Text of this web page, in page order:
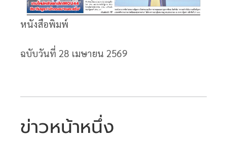
หนังสือพิมพ์
ฉบับวันที่ 28 เมษายน 2569
ข่าวหน้าหนึ่ง